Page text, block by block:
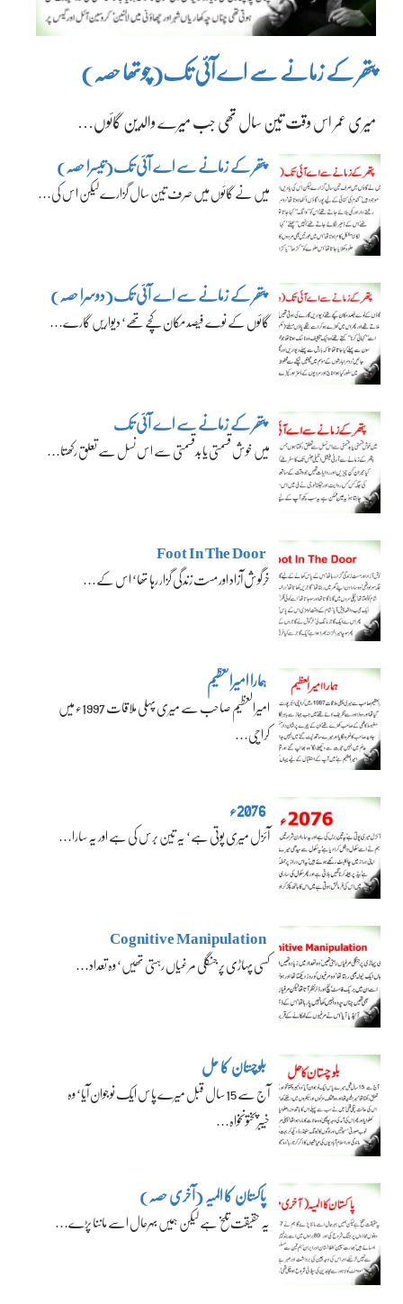
پتھر کے زمانے سے اے آئی تک(چوتھا حصہ)
میری عمر اس وقت تین سال تھی جب میرے والدین گائوں…
پتھر کے زمانے سے اے آئی تک(تیسرا حصہ)
میں نے گائوں میں صرف تین سال گزارے لیکن اس کی…
پتھر کے زمانے سے اے آئی تک(دوسرا حصہ)
گائوں کے نوے فیصد مکان کچے تھے‘ دیواریں گارے…
پتھر کے زمانے سے اے آئی تک
میں خوش قسمتی یا بدقسمتی سے اس نسل سے تعلق رکھتا…
Foot In The Door
خرگوش آزاد اور مست زندگی گزار رہا تھا‘ اس کے…
ہمارا امیرالعظیم
امیرالعظیم صاحب سے میری پہلی ملاقات 1997ء میں
کراچی…
2076ء
آئزل میری پوتی ہے‘ یہ تین برس کی ہے اور یہ سارا…
Cognitive Manipulation
کسی پہاڑی پر جنگلی مرغیاں رہتی تھیں‘ وہ تعداد…
بلوچستان کا حل
آج سے 15 سال قبل میرے پاس ایک نوجوان آیا‘ وہ
خیبرپختونخواہ…
پاکستان کا المیہ (آخری حصہ)
یہ حقیقت تلخ ہے لیکن ہمیں بہرحال اسے ماننا پڑے…